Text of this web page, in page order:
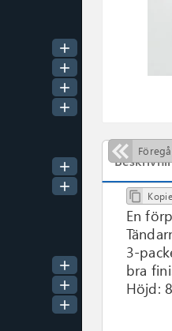
add
add
add
add
add
add
add
add
add

En
3-
bra
Höjd: